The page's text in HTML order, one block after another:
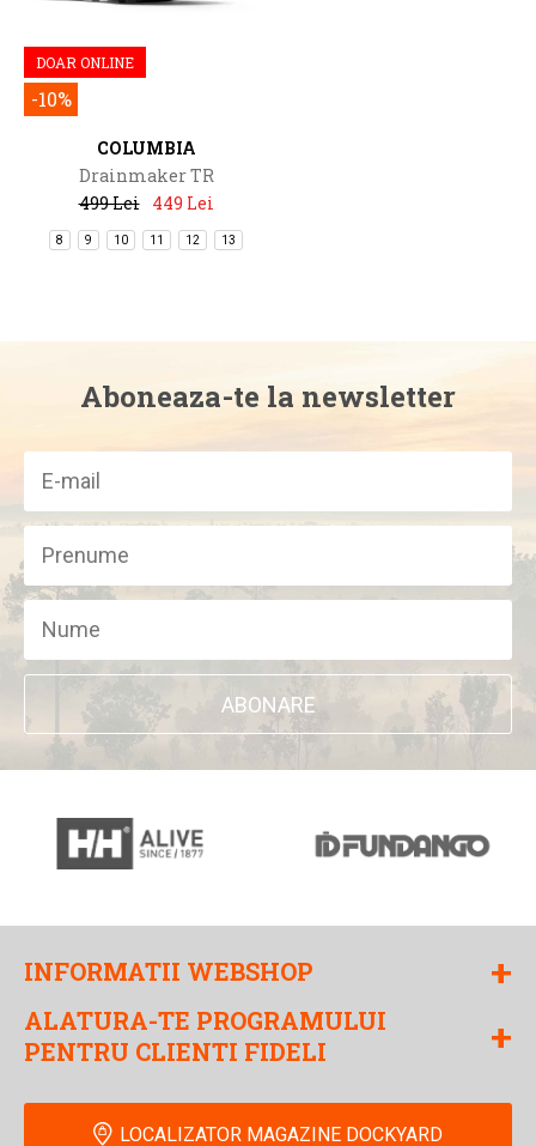
DOAR ONLINE
-10%
COLUMBIA
Drainmaker TR
499 Lei
449 Lei
8 9 10 11 12 13
Aboneaza-te la newsletter
ABONARE
INFORMATII WEBSHOP +
ALATURA-TE PROGRAMULUI
PENTRU CLIENTI FIDELI
+
LOCALIZATOR MAGAZINE DOCKYARD